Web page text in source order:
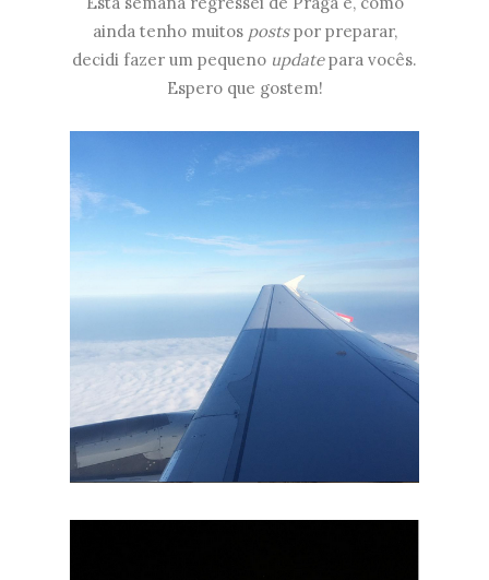
ainda tenho muitos postspor preparar,
decidi fazer um pequeno updatepara vocês.
Espero que gostem!